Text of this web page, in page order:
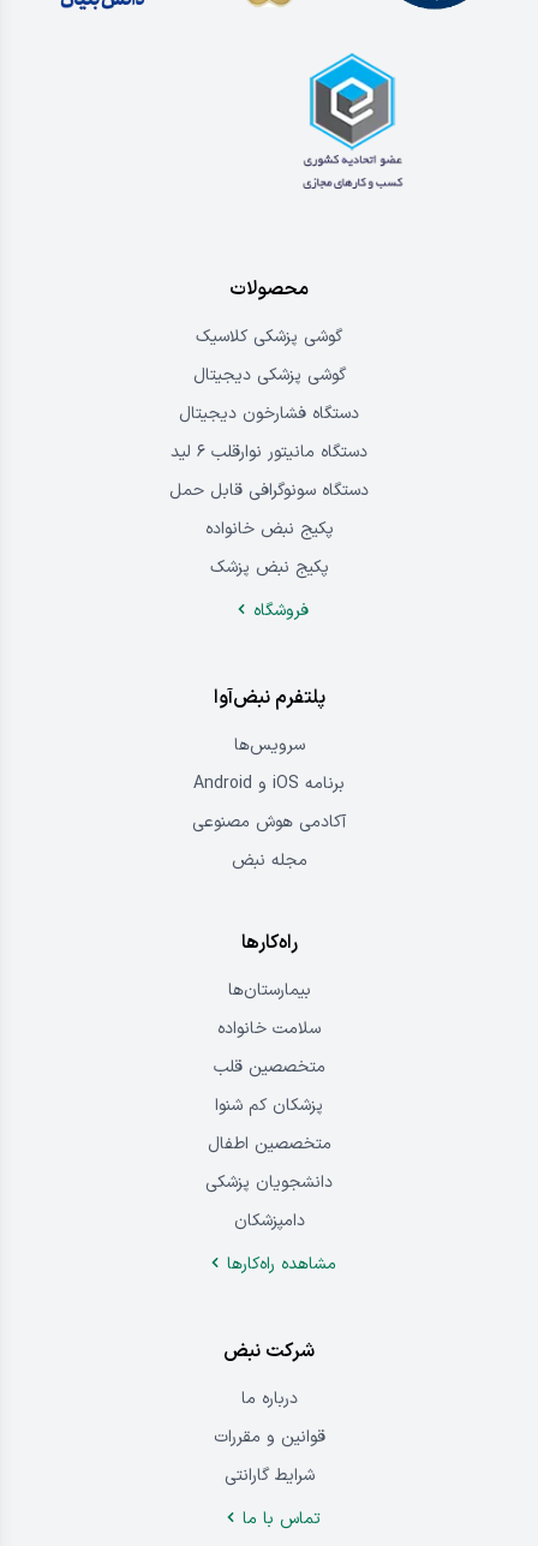
محصولات
گوشی پزشکی کلاسیک
گوشی پزشکی دیجیتال
دستگاه فشارخون دیجیتال
دستگاه مانیتور نوارقلب ۶ لید
دستگاه سونوگرافی قابل حمل
پکیج نبض خانواده
پکیج نبض پزشک
فروشگاه
پلتفرم نبض‌آوا
سرویس‌ها
برنامه iOS و Android
آکادمی هوش مصنوعی
مجله نبض
راه‌کارها
بیمارستان‌ها
سلامت خانواده
متخصصین قلب
پزشکان کم شنوا
متخصصین اطفال
دانشجویان پزشکی
دامپزشکان
مشاهده راه‌کار‌ها
شرکت نبض
درباره‌ ما
قوانین و مقررات
شرایط گارانتی
تماس ‌با‌ ما